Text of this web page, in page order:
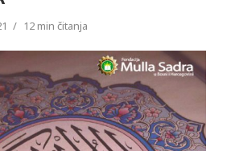
12 min čitanja